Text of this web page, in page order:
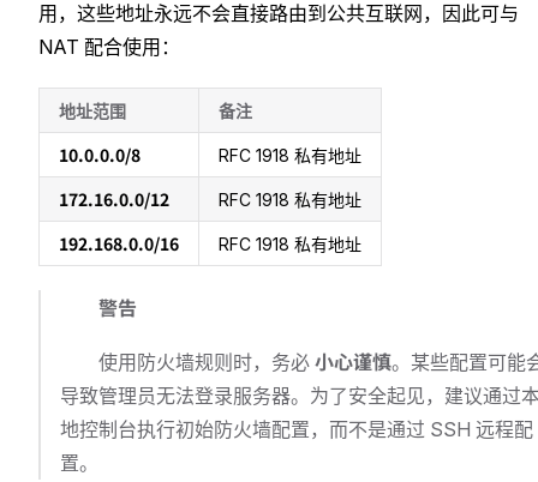
用，这些地址永远不会直接路由到公共互联网，因此可与
NAT 配合使用：
地址范围 备注
10.0.0.0/8 RFC 1918 私有地址
172.16.0.0/12 RFC 1918 私有地址
192.168.0.0/16 RFC 1918 私有地址
警告
使用防火墙规则时，务必 小心谨慎。某些配置可能
导致管理员无法登录服务器。为了安全起见，建议通过
地控制台执行初始防火墙配置，而不是通过 SSH 远程配
置。